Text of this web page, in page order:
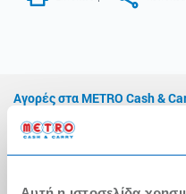
Αγορές στα METRO Cash &
Εμπειρία METRO Cash & Carry